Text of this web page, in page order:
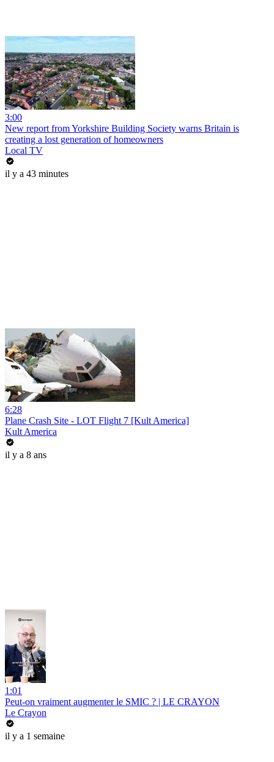
3:00
New report from Yorkshire Building Society warns Britain is
creating a lost generation of homeowners
Local TV
il y a 43 minutes
6:28
Plane Crash Site - LOT Flight 7 [Kult America]
Kult America
il y a 8 ans
1:01
Peut-on vraiment augmenter le SMIC ? | LE CRAYON
Le Crayon
il y a 1 semaine